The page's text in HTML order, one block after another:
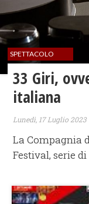
SPETTACOLO
33 Giri,
italiana
Lunedì, 17 Luglio 2023
La Compagnia
Festival, serie